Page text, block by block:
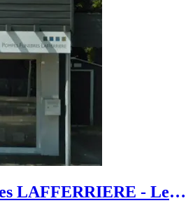
LAFFERRIERE - Le